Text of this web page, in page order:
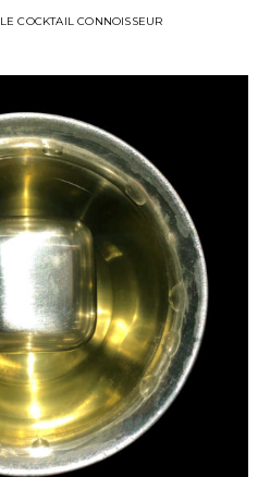
LE COCKTAIL CONNOISSEUR